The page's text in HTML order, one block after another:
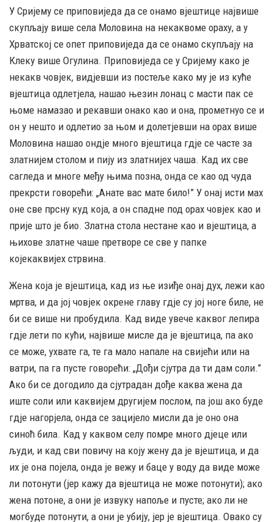
У Сријему се приповиједа да се онамо вјештице највише
скупљају више села Моловина на некаквоме ораху, а у
Хрватској се опет приповиједа да се онамо скупљају на
Клеку више Огулина. Приповиједа се у Сријему како је
некакв човјек, видјевши из постеље како му је из куће
вјештица одлетјела, нашао њезин лонац с масти пак се
њоме намазао и рекавши онако као и она, прометнуо се и
он у нешто и одлетио за њом и долетјевши на орах више
Моловина нашао ондје много вјештица гдје се часте за
златнијем столом и пију из златнијех чаша. Кад их све
сагледа и многе међу њима позна, онда се као од чуда
прекрсти говорећи: „Анате вас мате било!” У онај исти мах
оне све прсну куд која, а он спадне под орах човјек као и
прије што је био. Златна стола нестане као и вјештица, а
њихове златне чаше претворе се све у папке
којекаквијех стрвина.
Жена која је вјештица, кад из ње изиђе онај дух, лежи као
мртва, и да јој човјек окрене главу гдје су јој ноге биле, не
би се више ни пробудила. Кад виде увече каквог лепира
гдје лети по кући, највише мисле да је вјештица, па ако
се може, ухвате га, те га мало напале на свијећи или на
ватри, па га пусте говорећи: „Дођи сјутра да ти дам соли.”
Ако би се догодило да сјутрадан дође каква жена да
иште соли или каквијем другијем послом, па још ако буде
гдје нагорјела, онда се зацијело мисли да је оно она
синоћ била. Кад у каквом селу помре много дјеце или
људи, и кад сви повичу на коју жену да је вјештица, и да
их је она појела, онда је вежу и баце у воду да виде може
ли потонути (јер кажу да вјештица не може потонути); ако
жена потоне, а они је извуку напоље и пусте; ако ли не
могбуде потонути, а они је убију, јер је вјештица. Овако су